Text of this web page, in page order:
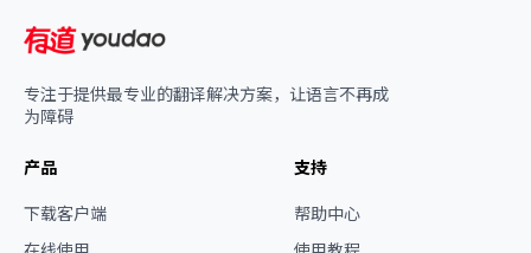
专注于提供最专业的翻译解决方案，让语言不再成
为障碍
产品
下载客户端
支持
帮助中心